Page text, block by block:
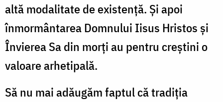
altă modalitate de existență. Și apoi
înmormântarea Domnului Iisus Hristos și
Învierea Sa din morți au pentru creștini o
valoare arhetipală.
Să nu mai adăugăm faptul că tradiția